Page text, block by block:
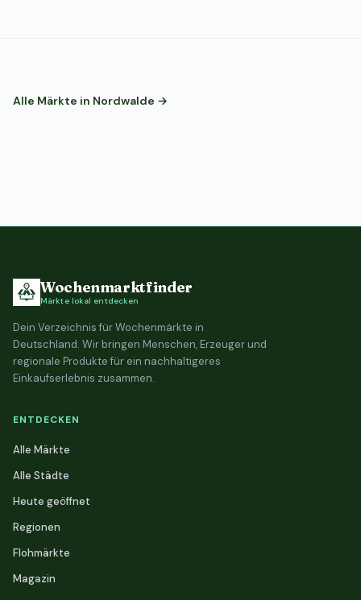
Alle Märkte in Nordwalde →
Wochenmarktfinder
Märkte lokal entdecken
Dein Verzeichnis für Wochenmärkte in
Deutschland. Wir bringen Menschen, Erzeuger und
regionale Produkte für ein nachhaltigeres
Einkaufserlebnis zusammen.
ENTDECKEN
Alle Märkte
Alle Städte
Heute geöffnet
Regionen
Flohmärkte
Magazin